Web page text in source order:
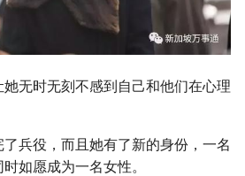
无时无刻不感到自己和他们在心理
兵役，而且她有了新的身份，一名
如愿成为一名女性。